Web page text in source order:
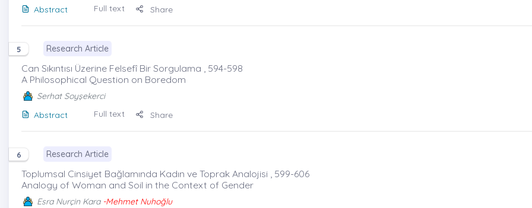
Abstract
Full text Share
5 Research Article
Can Sıkıntısı Üzerine Felsefî Bir Sorgulama , 594-598
A Philosophical Question on Boredom
Serhat Soyşekerci
Abstract
Full text Share
6 Research Article
Toplumsal Cinsiyet Bağlamında Kadın ve Toprak Analojisi , 599-606
Analogy of Woman and Soil in the Context of Gender
Esra Nurçin Kara -Mehmet Nuhoğlu